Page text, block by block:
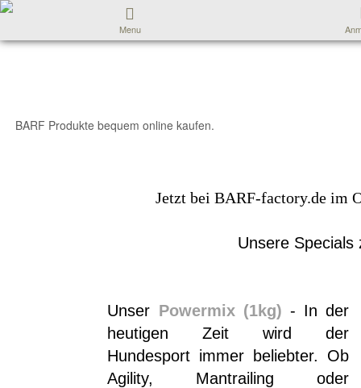
Menu
BARF Produkte bequem online kaufen.
Jetzt bei BARF-factory.de im
Unsere Specials
Unser Powermix (1kg) - In der
heutigen Zeit wird der
Hundesport immer beliebter. Ob
Agility, Mantrailing oder